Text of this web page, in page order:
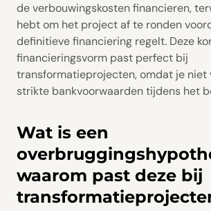
de verbouwingskosten financieren,
hebt om het project af te ronden
definitieve financiering regelt. Deze
financieringsvorm past perfect bij
transformatieprojecten, omdat je niet
strikte bankvoorwaarden tijdens het
Wat is een
waarom past deze bij